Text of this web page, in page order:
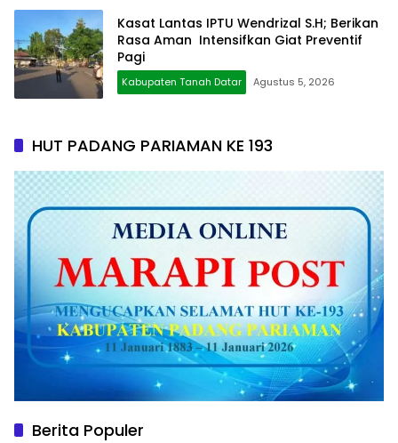
Kasat Lantas IPTU Wendrizal S.H; Berikan
Rasa Aman Intensifkan Giat Preventif
Pagi
Kabupaten Tanah Datar Agustus 5, 2026
HUT PADANG PARIAMAN KE 193
Berita Populer